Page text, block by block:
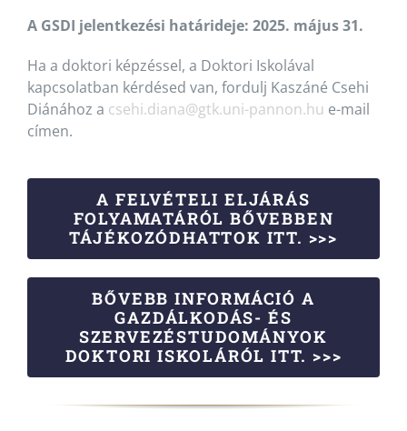
A GSDI jelentkezési határideje: 2025. május 31.
Ha a doktori képzéssel, a Doktori Iskolával
kapcsolatban kérdésed van, fordulj Kaszáné Csehi
Diánához a csehi.diana@gtk.uni-pannon.hu e-mail
címen.
A FELVÉTELI ELJÁRÁS
FOLYAMATÁRÓL BŐVEBBEN
TÁJÉKOZÓDHATTOK ITT. >>>
BŐVEBB INFORMÁCIÓ A
GAZDÁLKODÁS- ÉS
SZERVEZÉSTUDOMÁNYOK
DOKTORI ISKOLÁRÓL ITT. >>>